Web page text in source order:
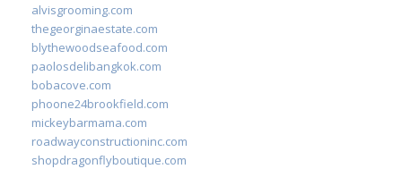
alvisgrooming.com
thegeorginaestate.com
blythewoodseafood.com
paolosdelibangkok.com
bobacove.com
phoone24brookfield.com
mickeybarmama.com
roadwayconstructioninc.com
shopdragonflyboutique.com